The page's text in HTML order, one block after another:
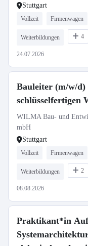
Stuttgart
Vollzeit Firmenwagen
Weiterbildungen 4
24.07.2026
Bauleiter (m/w/
schlüsselfertigen
WILMA Bau- und
mbH
Stuttgart
Vollzeit Firmenwagen
Weiterbildungen 2
08.08.2026
Praktikant*in